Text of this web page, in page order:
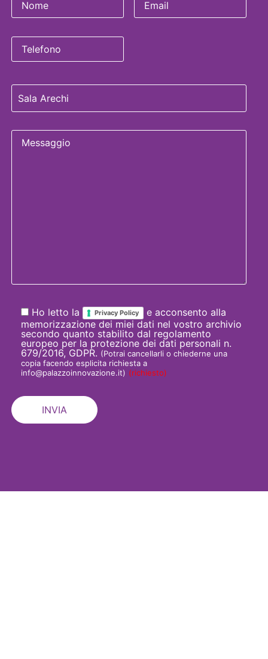
Ho letto la Privacy Policy
e acconsento alla
memorizzazione dei miei dati nel vostro archivio
secondo quanto stabilito dal regolamento
europeo per la protezione dei dati personali n.
679/2016, GDPR. (Potrai cancellarli o chiederne una
copia facendo esplicita richiesta a
info@palazzoinnovazione.it) (richiesto)